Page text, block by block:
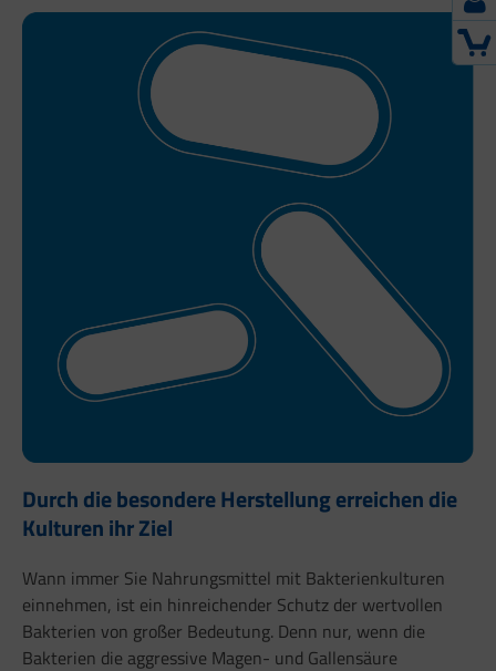
Durch die besondere Herstellung erreichen die
Kulturen ihr Ziel
Wann immer Sie Nahrungsmittel mit Bakterienkulturen
einnehmen, ist ein hinreichender Schutz der wertvollen
Bakterien von großer Bedeutung. Denn nur, wenn die
Bakterien die aggressive Magen- und Gallensäure